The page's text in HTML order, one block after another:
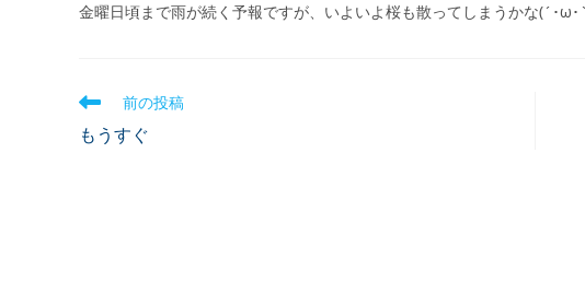
金曜日頃まで雨が続く予報ですが、いよいよ桜も散ってしまうかな(´･ω
前の投稿
もうすぐ